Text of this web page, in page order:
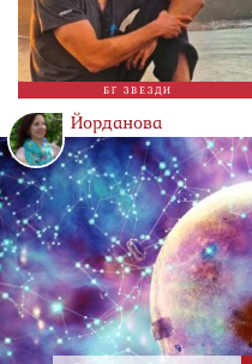
БГ ЗВЕЗДИ
Йорданова